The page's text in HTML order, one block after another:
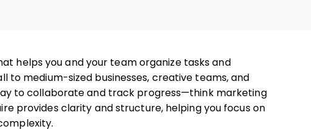
helps you and your team organize tasks and
to medium-sized businesses, creative teams, and
to collaborate and track progress—think marketing
provides clarity and structure, helping you focus on